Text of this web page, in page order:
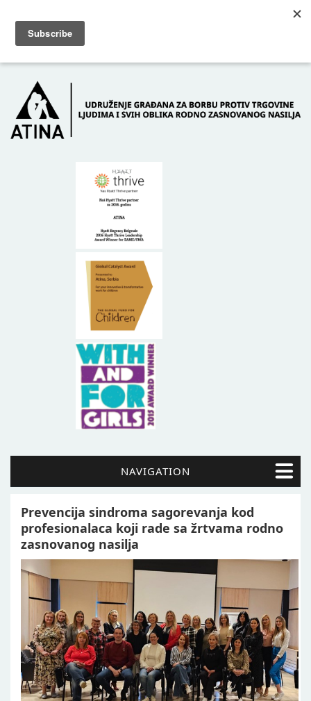
POČETNA O NAMA
NAVIGATION
Prevencija sindroma sagorevanja kod
profesionalaca koji rade sa žrtvama rodno
zasnovanog nasilja